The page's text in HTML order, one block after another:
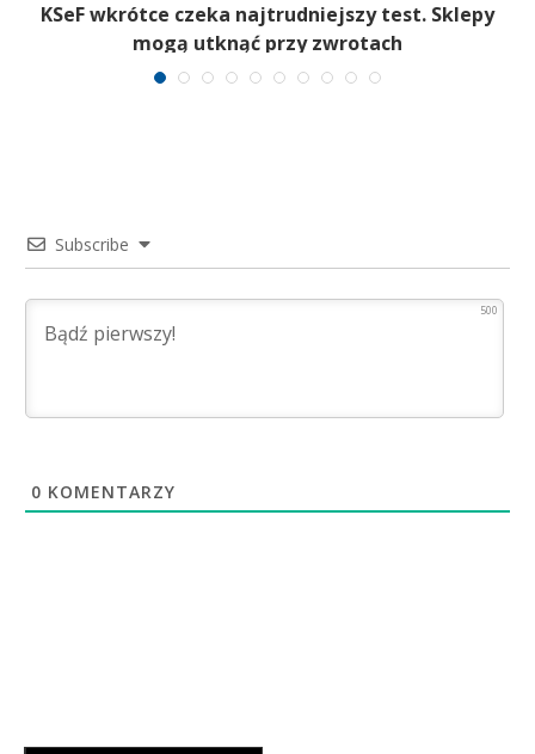
KSeF wkrótce czeka najtrudniejszy test. Sklepy
mogą utknąć przy zwrotach
Subscribe
500
0 KOMENTARZY